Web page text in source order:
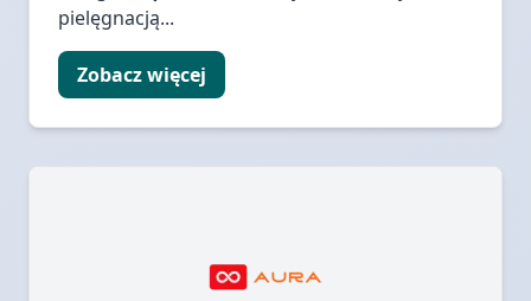
pielęgnacją...
Zobacz więcej